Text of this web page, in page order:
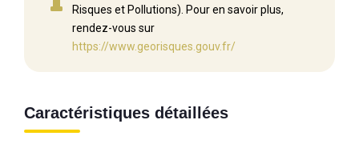
Risques et Pollutions). Pour en savoir plus,
rendez-vous sur
https://www.georisques.gouv.fr/
Caractéristiques détaillées